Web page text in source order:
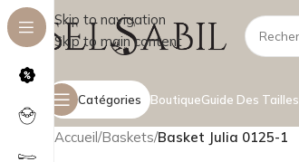
Skip to navigation
Skip to main content
Catégories BoutiqueGuide Des Tailles
Accueil/Baskets/Basket Julia 0125-1